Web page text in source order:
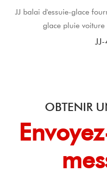
JJ balai d'essuie-glace
glace pluie
OBTENIR